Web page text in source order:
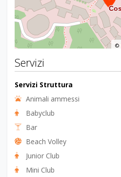
©
Servizi
Servizi Struttura
Animali ammessi
Babyclub
Bar
Beach Volley
Junior Club
Mini Club